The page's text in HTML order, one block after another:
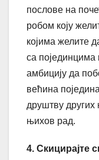
послове на
робом коју
којима желите
са појединцима
амбицију да
већина
друштву других
њихов рад.
4. Скицирајте